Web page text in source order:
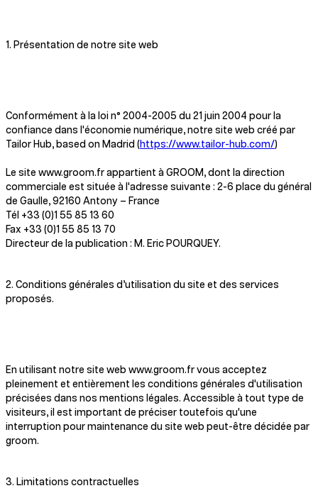
1. Présentation de notre site web
Conformément à la loi n° 2004-2005 du 21 juin 2004 pour la
confiance dans l'économie numérique, notre site web créé par
Tailor Hub, based on Madrid ( https://www.tailor-hub.com/)
Le site www.groom.fr appartient à GROOM, dont la direction
commerciale est située à l'adresse suivante : 2-6 place du général
de Gaulle, 92160 Antony – France
Tél +33 (0)1 55 85 13 60
Fax +33 (0)1 55 85 13 70
Directeur de la publication : M. Eric POURQUEY.
2. Conditions générales d’utilisation du site et des services
proposés.
En utilisant notre site web www.groom.fr vous acceptez
pleinement et entièrement les conditions générales d'utilisation
précisées dans nos mentions légales. Accessible à tout type de
visiteurs, il est important de préciser toutefois qu'une
interruption pour maintenance du site web peut-être décidée par
groom.
3. Limitations contractuelles